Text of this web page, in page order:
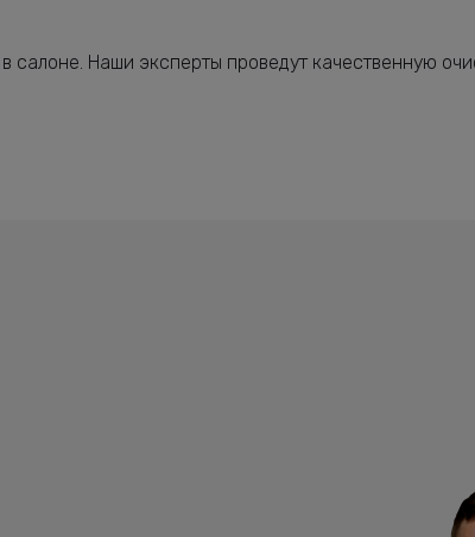
Наши эксперты проведут качественную